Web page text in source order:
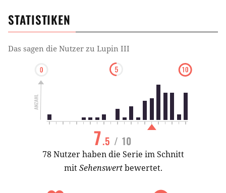
STATISTIKEN
Das sagen die Nutzer zu Lupin III
7.5 / 10
78 Nutzer haben die Serie im Schnitt
mitSehenswertbewertet.